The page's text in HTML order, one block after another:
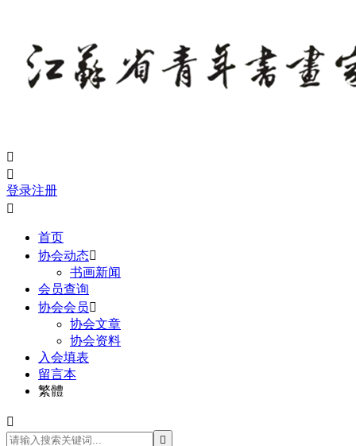


登录注册

首页
协会动态
书画新闻
会员查询
协会会员
协会文章
协会资料
入会填表
留言本
繁體

